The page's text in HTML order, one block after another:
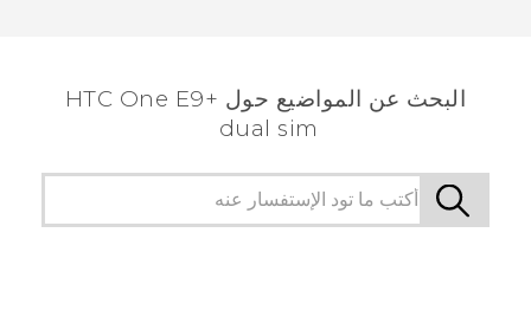
البحث عن المواضيع حول HTC One E9+
dual sim